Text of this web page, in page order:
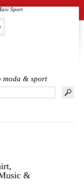
moda & sport
Sport
&